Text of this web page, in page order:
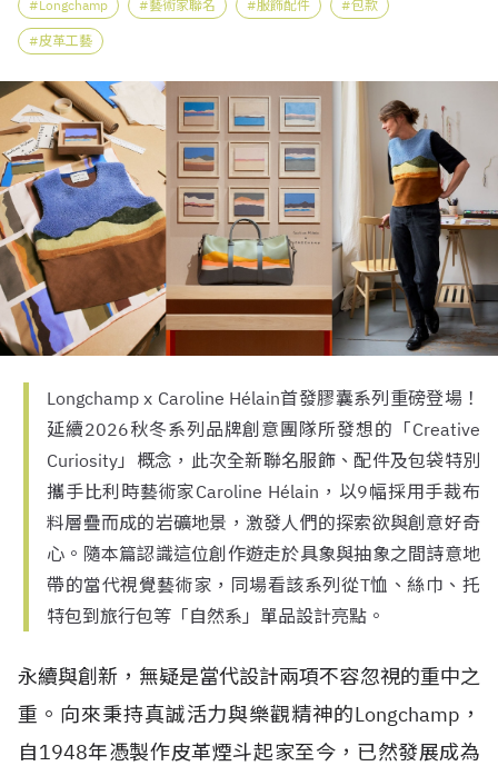
Longchamp 藝術家聯名 服飾配件 包款
皮革工藝
Longchamp x Caroline Hélain首發膠囊系列重磅登場！
延續2026秋冬系列品牌創意團隊所發想的「Creative
Curiosity」概念，此次全新聯名服飾、配件及包袋特別
攜手比利時藝術家Caroline Hélain，以9幅採用手裁布
料層疊而成的岩礦地景，激發人們的探索欲與創意好奇
心。隨本篇認識這位創作遊走於具象與抽象之間詩意地
帶的當代視覺藝術家，同場看該系列從T恤、絲巾、托
特包到旅行包等「自然系」單品設計亮點。
永續與創新，無疑是當代設計兩項不容忽視的重中之
重。向來秉持真誠活力與樂觀精神的Longchamp，
自1948年憑製作皮革煙斗起家至今，已然發展成為